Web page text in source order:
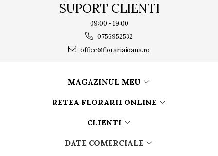
SUPORT CLIENTI
09:00 - 19:00
0756952532
office@florariaioana.ro
MAGAZINUL MEU
RETEA FLORARII ONLINE
CLIENTI
DATE COMERCIALE